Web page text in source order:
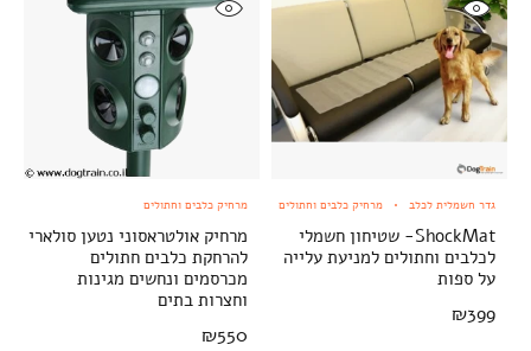
גדר חשמלית לכלב מרחיק כלבים וחתולים
ShockMat- שטיחון חשמלי
לכלבים וחתולים למניעת עלייה
על ספות
₪399
מרחיק כלבים וחתולים
מרחיק אולטראסוני נטען סולארי
להרחקת כלבים חתולים
מכרסמים ונחשים מגינות
וחצרות בתים
₪550